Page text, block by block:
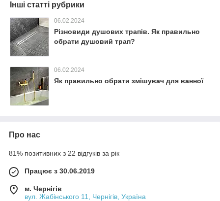
Інші статті рубрики
06.02.2024
Різновиди душових трапів. Як правильно
обрати душовий трап?
06.02.2024
Як правильно обрати змішувач для ванної
Про нас
81% позитивних з 22 відгуків за рік
Працює з 30.06.2019
м. Чернігів
вул. Жабінського 11, Чернігів, Україна